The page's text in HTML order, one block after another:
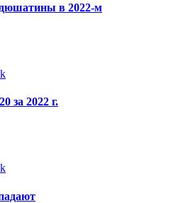
в 2022-м
за 2022 г.